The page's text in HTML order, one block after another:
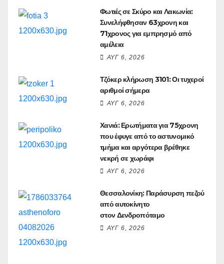
Φωτιές σε Σκύρο και Λακωνία:
Συνελήφθησαν 63χρονη και
71χρονος για εμπρησμό από
αμέλεια
ΑΥΓ 6, 2026
Τζόκερ κλήρωση 3101: Οι τυχεροί
αριθμοί σήμερα
ΑΥΓ 6, 2026
Χανιά: Ερωτήματα για 75χρονη
που έφυγε από το αστυνομικό
τμήμα και αργότερα βρέθηκε
νεκρή σε χωράφι
ΑΥΓ 6, 2026
Θεσσαλονίκη: Παράσυρση πεζού
από αυτοκίνητο
στον Δενδροπόταμο
ΑΥΓ 6, 2026